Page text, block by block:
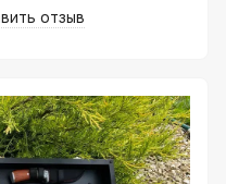
отзыв